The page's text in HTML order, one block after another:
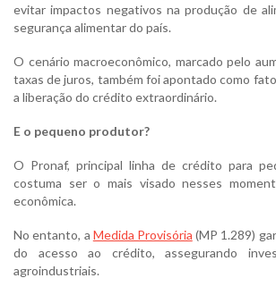
evitar impactos negativos na produção de
segurança alimentar do país.
O cenário macroeconômico, marcado pelo
taxas de juros, também foi apontado como
a liberação do crédito extraordinário.
E o pequeno produtor?
O Pronaf, principal linha de crédito para
costuma ser o mais visado nesses
econômica.
No entanto, a Medida Provisória (MP 1.289)
do acesso ao crédito, assegurando
agroindustriais.